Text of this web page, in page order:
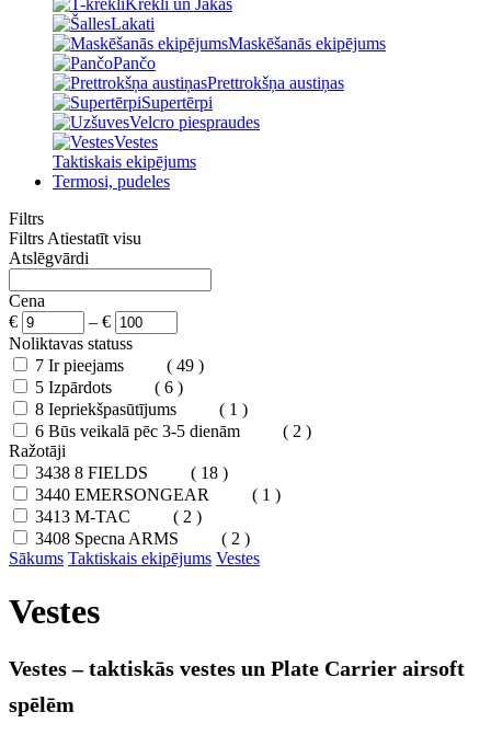
Krekli un Jakas
Lakati
Maskēšanās ekipējums
Pančo
Prettrokšņa austiņas
Supertērpi
Velcro piespraudes
Vestes
Taktiskais ekipējums
Termosi, pudeles
Filtrs
Filtrs Atiestatīt visu
Atslēgvārdi
Cena
€
– €
Noliktavas statuss
7 Ir pieejams
( 49 )
5 Izpārdots
( 6 )
8 Iepriekšpasūtījums
( 1 )
6 Būs veikalā pēc 3-5 dienām
( 2 )
Ražotāji
3438 8 FIELDS
( 18 )
3440 EMERSONGEAR
( 1 )
3413 M-TAC
( 2 )
3408 Specna ARMS
( 2 )
Sākums Taktiskais ekipējums Vestes
Vestes
Vestes – taktiskās vestes un Plate Carrier airsoft
spēlēm